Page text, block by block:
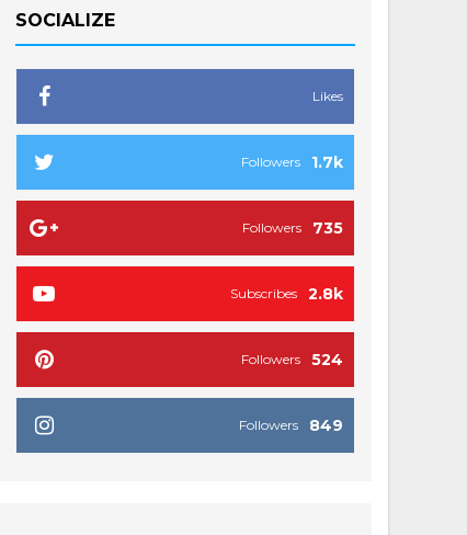
SOCIALIZE
Likes
1.7k
Followers
735
Followers
2.8k
Subscribes
524
Followers
849
Followers